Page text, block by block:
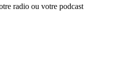
radio ou votre podcast